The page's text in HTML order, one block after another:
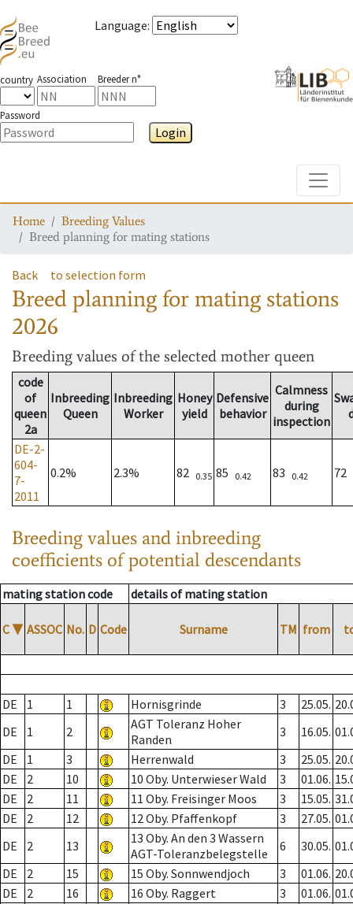
Language:
country Association Breeder n°
Password
Login
Home
Breeding Values
Breed planning for mating stations
Back to selection form
Breed planning for mating stations
2026
Breeding values of the selected mother queen
code
of
queen
2a
Inbreeding
Queen
Inbreeding
Worker
Honey
yield
Defensive
behavior
Calmness
during
inspection
DE-2-
604-
7-
2011
0.2% 2.3% 82 0.35 85 0.42 83 0.42 72
Breeding values and inbreeding
coefficients of potential descendants
mating station code details of mating station
C ▼ ASSOC No. D Code Surname TM from
DE 1 1 Hornisgrinde 3 25.05.
DE
1 2
AGT Toleranz Hoher
Randen
3 16.05.
DE
1 3 Herrenwald 3 25.05.
DE
2 10 10 Oby. Unterwieser Wald 3 01.06.
DE
2 11 11 Oby. Freisinger Moos 3 15.05.
DE
2 12 12 Oby. Pfaffenkopf 3 27.05.
DE
2 13
13 Oby. An den 3 Wassern
AGT-Toleranzbelegstelle
6 30.05.
DE
2 15 15 Oby. Sonnwendjoch 3 01.06.
DE
2 16 16 Oby. Raggert 3 01.06.